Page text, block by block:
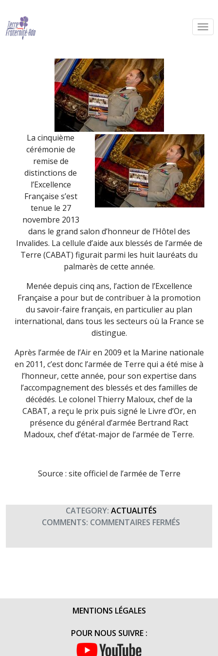
La CABAT à l’honneur
By Terre Fraternité, 2nd décembre 2013
La cinquième
cérémonie de
remise de
distinctions de
l’Excellence
Française s’est
tenue le 27
novembre 2013
dans le grand salon d’honneur de l’Hôtel des
Invalides. La cellule d’aide aux blessés de l’armée de
Terre (CABAT) figurait parmi les huit lauréats du
palmarès de cette année.
Menée depuis cinq ans, l’action de l’Excellence
Française a pour but de contribuer à la promotion
du savoir-faire français, en particulier au plan
international, dans tous les secteurs où la France se
distingue.
Après l’armée de l’Air en 2009 et la Marine nationale
en 2011, c’est donc l’armée de Terre qui a été mise à
l’honneur, cette année, pour son expertise dans
l’accompagnement des blessés et des familles de
décédés. Le colonel Thierry Maloux, chef de la
CABAT, a reçu le prix puis signé le Livre d’Or, en
présence du général d’armée Bertrand Ract
Madoux, chef d’état-major de l’armée de Terre.
Source : site officiel de l’armée de Terre
CATEGORY: ACTUALITÉS
COMMENTS: COMMENTAIRES FERMÉS
CABAT
MENTIONS LÉGALES
POUR NOUS SUIVRE :